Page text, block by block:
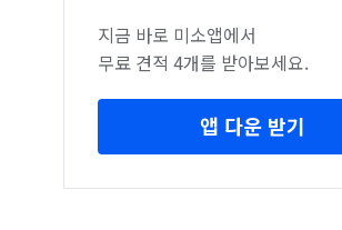
지금 바로 미소앱에서
무료 견적 4개를 받아보세요.
앱 다운 받기